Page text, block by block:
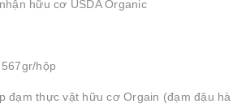
hữu cơ USDA Organic
567gr/hộp
đạm thực vật hữu cơ Orgain (đạm đậu